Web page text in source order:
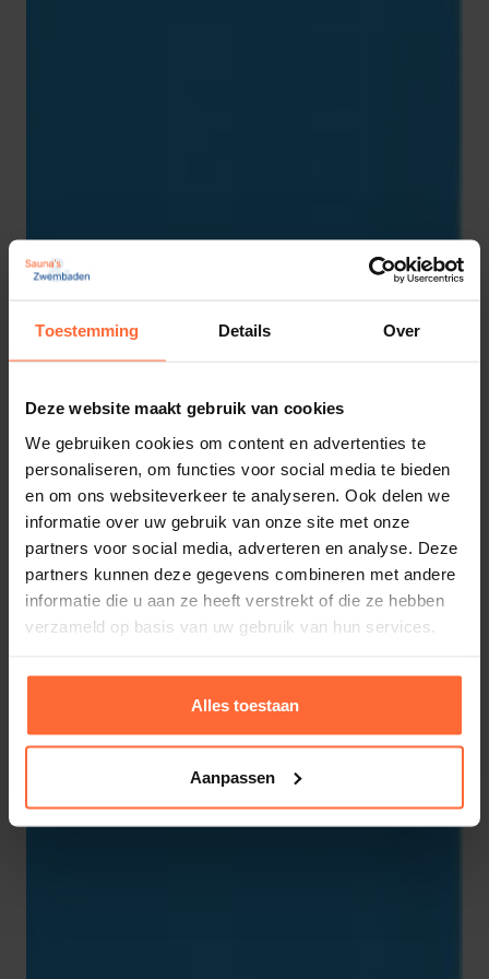
Toestemming Details Over
Deze website maakt gebruik van cookies
We gebruiken cookies om content en advertenties te
personaliseren, om functies voor social media te bieden
en om ons websiteverkeer te analyseren. Ook delen we
informatie over uw gebruik van onze site met onze
partners voor social media, adverteren en analyse. Deze
partners kunnen deze gegevens combineren met andere
informatie die u aan ze heeft verstrekt of die ze hebben
verzameld op basis van uw gebruik van hun services.
Alles toestaan
Aanpassen
Elbe gewapende zwembadfolie Adria Blauw
165cm
776,95